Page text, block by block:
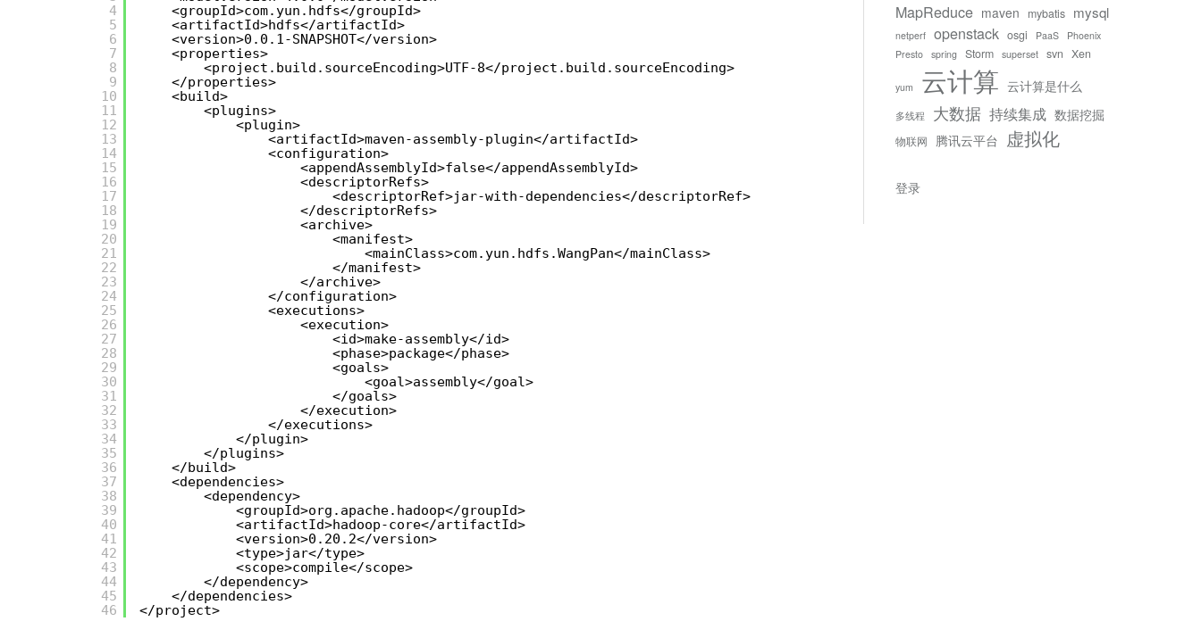
4
5
6
7
8
9
10
11
12
13
14
15
16
17
18
19
20
21
22
23
24
25
26
27
28
29
30
31
32
33
34
35
36
37
38
39
40
41
42
43
44
45
46
<groupId>com.yun.hdfs</groupId>
<artifactId>hdfs</artifactId>
<version>0.0.1-SNAPSHOT</version>
<properties>
<project.build.sourceEncoding>UTF-8</project.build.sourceEncoding>
</properties>
<build>
<plugins>
<plugin>
<artifactId>maven-assembly-plugin</artifactId>
<configuration>
<appendAssemblyId>false</appendAssemblyId>
<descriptorRefs>
<descriptorRef>jar-with-dependencies</descriptorRef>
</descriptorRefs>
<archive>
<manifest>
<mainClass>com.yun.hdfs.WangPan</mainClass>
</manifest>
</archive>
</configuration>
<executions>
<execution>
<id>make-assembly</id>
<phase>package</phase>
<goals>
<goal>assembly</goal>
</goals>
</execution>
</executions>
</plugin>
</plugins>
</build>
<dependencies>
<dependency>
<groupId>org.apache.hadoop</groupId>
<artifactId>hadoop-core</artifactId>
<version>0.20.2</version>
<type>jar</type>
<scope>compile</scope>
</dependency>
</dependencies>
</project>
MapReduce maven mybatis mysql
netperf openstack osgi PaaS
Phoenix
Presto spring Storm superset svn Xen
yum 云计算 云计算是什么
多线程 大数据 持续集成 数据挖掘
物联网 腾讯云平台 虚拟化
登录